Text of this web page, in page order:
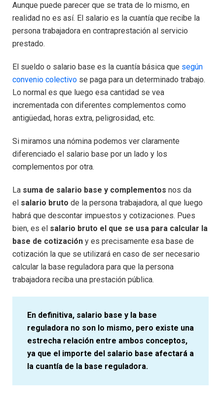
Aunque puede parecer que se trata de lo mismo, en
realidad no es así. El salario es la cuantía que recibe la
persona trabajadora en contraprestación al servicio
prestado.
El sueldo o salario base es la cuantía básica que según
convenio colectivo se paga para un determinado trabajo.
Lo normal es que luego esa cantidad se vea
incrementada con diferentes complementos como
antigüedad, horas extra, peligrosidad, etc.
Si miramos una nómina podemos ver claramente
diferenciado el salario base por un lado y los
complementos por otra.
La suma de salario base y complementos nos da
el salario bruto de la persona trabajadora, al que luego
habrá que descontar impuestos y cotizaciones. Pues
bien, es el salario bruto el que se usa para calcular la
base de cotización y es precisamente esa base de
cotización la que se utilizará en caso de ser necesario
calcular la base reguladora para que la persona
trabajadora reciba una prestación pública.
En definitiva, salario base y la base
reguladora no son lo mismo, pero existe una
estrecha relación entre ambos conceptos,
ya que el importe del salario base afectará a
la cuantía de la base reguladora.